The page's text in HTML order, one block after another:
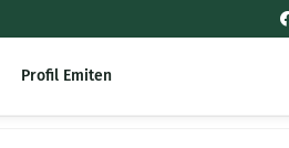
Profil Emiten